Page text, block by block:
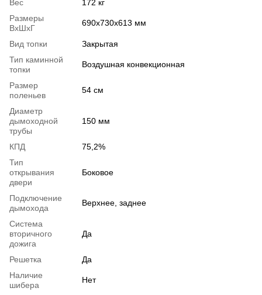
Вес
172 кг
Размеры
ВхШхГ
690х730х613 мм
Вид топки
Закрытая
Тип каминной
топки
Воздушная конвекционная
Размер
поленьев
54 см
Диаметр
дымоходной
трубы
150 мм
КПД
75,2%
Тип
открывания
двери
Боковое
Подключение
дымохода
Верхнее, заднее
Система
вторичного
дожига
Да
Решетка
Да
Наличие
шибера
Нет